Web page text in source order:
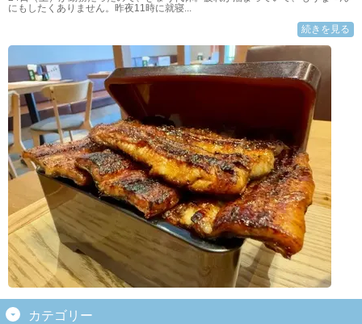
にもしたくありません。昨夜11時に就寝...
続きを見る
カテゴリー